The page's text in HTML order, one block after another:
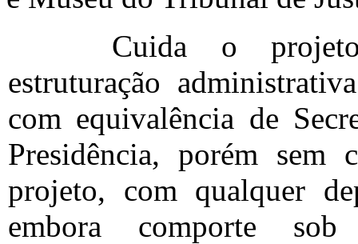
Cuida o
estruturação
com equivalência de
Presidência, porém sem
projeto, com qualquer
embora comporte